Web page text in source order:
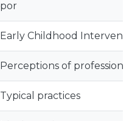
por
Early Childhood
Perceptions of professional
Typical practices